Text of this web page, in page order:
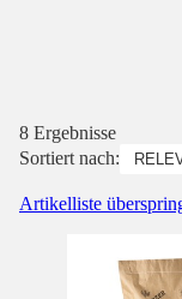
8 Ergebnisse
Sortiert nach:
Artikelliste